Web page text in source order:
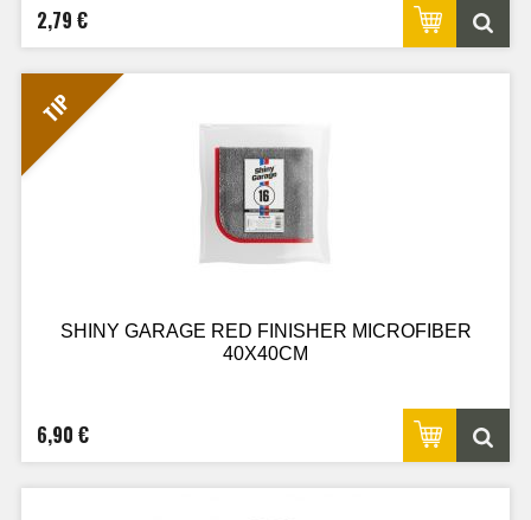
2,79 €
TIP
SHINY GARAGE RED FINISHER MICROFIBER
40X40CM
6,90 €